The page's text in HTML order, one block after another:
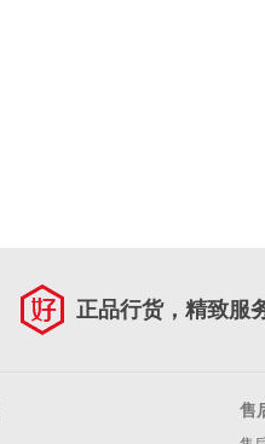
正品行货，精致服
售